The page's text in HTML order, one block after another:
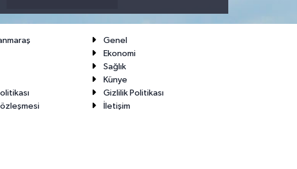
Genel
Ekonomi
Sağlık
Künye
Gizlilik Politikası
İletişim